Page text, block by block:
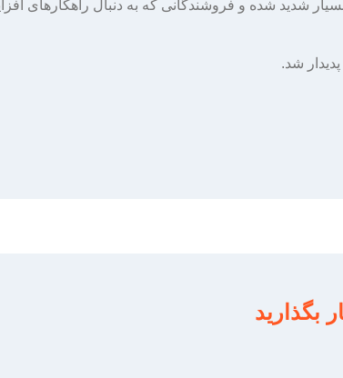
بسیار شدید شده و فروشندگانی که به دنبال راهکارهای
پدیدار شد.
بگذارید